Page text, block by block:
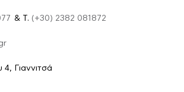
& Τ. (+30) 2382 081872
Γιαννιτσά